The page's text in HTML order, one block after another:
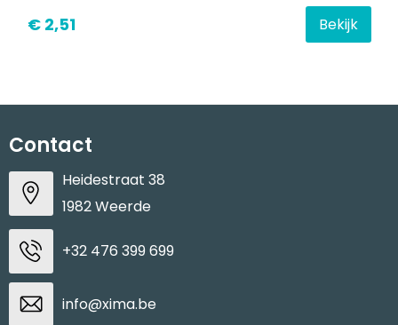
€ 2,51 Bekijk
Contact
Heidestraat 38
1982 Weerde
+32 476 399 699
info@xima.be